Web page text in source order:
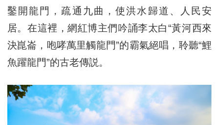
鑿開龍門，疏通九曲，使洪水歸道、人民安
居。在這裡，網紅博主們吟誦李太白“黃河西來
決崑崙，咆哮萬里觸龍門”的霸氣絕唱，聆聽“鯉
魚躍龍門”的古老傳説。